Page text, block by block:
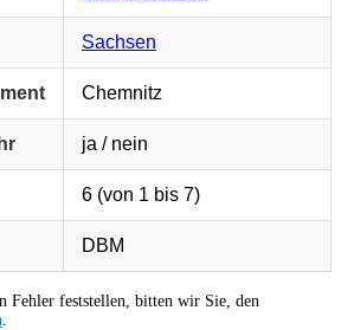
Sachsen
Chemnitz
ja / nein
6 (von 1 bis 7)
DBM
Fehler feststellen, bitten wir Sie, den